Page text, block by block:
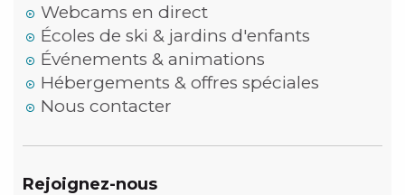
Webcams en direct
Écoles de ski & jardins d'enfants
Événements & animations
Hébergements & offres spéciales
Nous contacter
Rejoignez-nous